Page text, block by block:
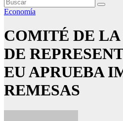
Economía
COMITÉ DE
DE
EU APRUEBA
REMESAS